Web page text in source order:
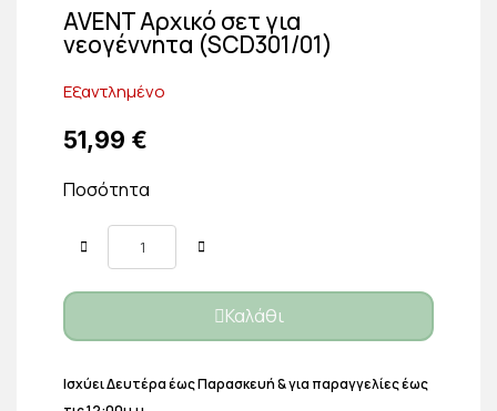
AVENT Αρχικό σετ για
νεογέννητα (SCD301/01)
Εξαντλημένο
51,99 €
Ποσότητα
Καλάθι
Ισχύει Δευτέρα έως Παρασκευή & για παραγγελίες έως